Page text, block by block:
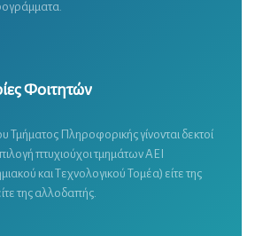
και να συμμετέχουν σε ερευνητικά
Τμήματος Πληροφορικής γίνονται δεκτοί
πτυχιούχοι τμημάτων ΑΕΙ
και Τεχνολογικού Τομέα) είτε της